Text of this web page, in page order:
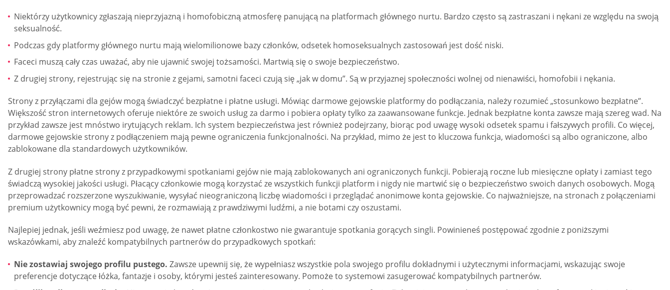
Niektórzy użytkownicy zgłaszają nieprzyjazną i homofobiczną atmosferę panującą na platformach głównego nurtu. Bardzo często są zastraszani i nękani ze względu na swoją
seksualność.
Podczas gdy platformy głównego nurtu mają wielomilionowe bazy członków, odsetek homoseksualnych zastosowań jest dość niski.
Faceci muszą cały czas uważać, aby nie ujawnić swojej tożsamości. Martwią się o swoje bezpieczeństwo.
Z drugiej strony, rejestrując się na stronie z gejami, samotni faceci czują się „jak w domu”. Są w przyjaznej społeczności wolnej od nienawiści, homofobii i nękania.
Strony z przyłączami dla gejów mogą świadczyć bezpłatne i płatne usługi. Mówiąc darmowe gejowskie platformy do podłączania, należy rozumieć „stosunkowo bezpłatne”.
Większość stron internetowych oferuje niektóre ze swoich usług za darmo i pobiera opłaty tylko za zaawansowane funkcje. Jednak bezpłatne konta zawsze mają szereg wad. Na
przykład zawsze jest mnóstwo irytujących reklam. Ich system bezpieczeństwa jest również podejrzany, biorąc pod uwagę wysoki odsetek spamu i fałszywych profili. Co więcej,
darmowe gejowskie strony z podłączeniem mają pewne ograniczenia funkcjonalności. Na przykład, mimo że jest to kluczowa funkcja, wiadomości są albo ograniczone, albo
zablokowane dla standardowych użytkowników.
Z drugiej strony płatne strony z przypadkowymi spotkaniami gejów nie mają zablokowanych ani ograniczonych funkcji. Pobierają roczne lub miesięczne opłaty i zamiast tego
świadczą wysokiej jakości usługi. Płacący członkowie mogą korzystać ze wszystkich funkcji platform i nigdy nie martwić się o bezpieczeństwo swoich danych osobowych. Mogą
przeprowadzać rozszerzone wyszukiwanie, wysyłać nieograniczoną liczbę wiadomości i przeglądać anonimowe konta gejowskie. Co najważniejsze, na stronach z połączeniami
premium użytkownicy mogą być pewni, że rozmawiają z prawdziwymi ludźmi, a nie botami czy oszustami.
Najlepiej jednak, jeśli weźmiesz pod uwagę, że nawet płatne członkostwo nie gwarantuje spotkania gorących singli. Powinieneś postępować zgodnie z poniższymi
wskazówkami, aby znaleźć kompatybilnych partnerów do przypadkowych spotkań:
Nie zostawiaj swojego profilu pustego. Zawsze upewnij się, że wypełniasz wszystkie pola swojego profilu dokładnymi i użytecznymi informacjami, wskazując swoje
preferencje dotyczące łóżka, fantazje i osoby, którymi jesteś zainteresowany. Pomoże to systemowi zasugerować kompatybilnych partnerów.